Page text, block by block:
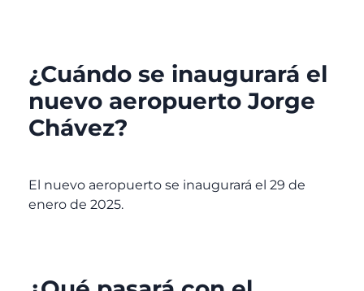
¿Cuándo se inaugurará el
nuevo aeropuerto Jorge
Chávez?
El nuevo aeropuerto se inaugurará el 29 de
enero de 2025.